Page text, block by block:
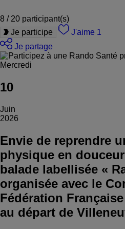
8 / 20 participant(s)
Je participe
J'aime 1
Je partage
Mercredi
10
Juin
2026
Envie de reprendre
physique en
balade labellisée «
organisée avec le
Fédération
au départ de